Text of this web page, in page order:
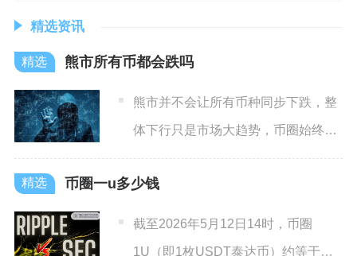
精选资讯
熊市所有币都会跌吗
熊市并不会让所有币种同步下跌，整
体下行只是市场大趋势，币圈始终存
在明显的结构性分化，总有部
币圈一u多少钱
截至2026年5月12日14时，币圈
1U（即1枚USDT泰达币）约等于